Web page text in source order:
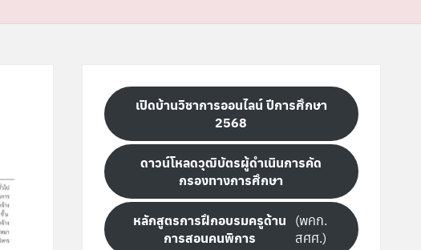
เปิดบ้านวิชาการออนไลน์ ปีการศึกษา
2568
ดาวน์โหลดวุฒิบัตรผู้ดำเนินการคัด
กรองทางการศึกษา
หลักสูตรการฝึกอบรมครูด้าน
การสอนคนพิการ
(พคก.
สศศ.)